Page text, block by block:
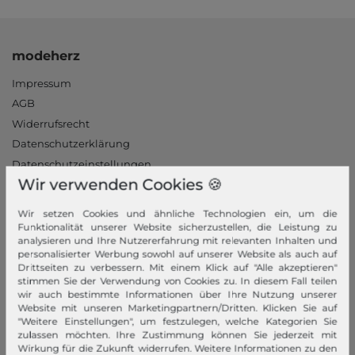
modeherz
Impressum
AGB
Widerrufsrecht
Datenschutzerklärung
Datenschutzeinstellungen
Barrierefreiheitserklärung
Unsere Stores
Mein Konto
Login
Neukunde?
Informationen
Wir verwenden Cookies 🍪
Wir setzen Cookies und ähnliche Technologien ein, um die
Funktionalität unserer Website sicherzustellen, die Leistung zu
analysieren und Ihre Nutzererfahrung mit relevanten Inhalten und
personalisierter Werbung sowohl auf unserer Website als auch auf
Drittseiten zu verbessern. Mit einem Klick auf "Alle akzeptieren"
stimmen Sie der Verwendung von Cookies zu. In diesem Fall teilen
wir auch bestimmte Informationen über Ihre Nutzung unserer
Website mit unseren Marketingpartnern/Dritten. Klicken Sie auf
"Weitere Einstellungen", um festzulegen, welche Kategorien Sie
zulassen möchten. Ihre Zustimmung können Sie jederzeit mit
Wirkung für die Zukunft widerrufen. Weitere Informationen zu den